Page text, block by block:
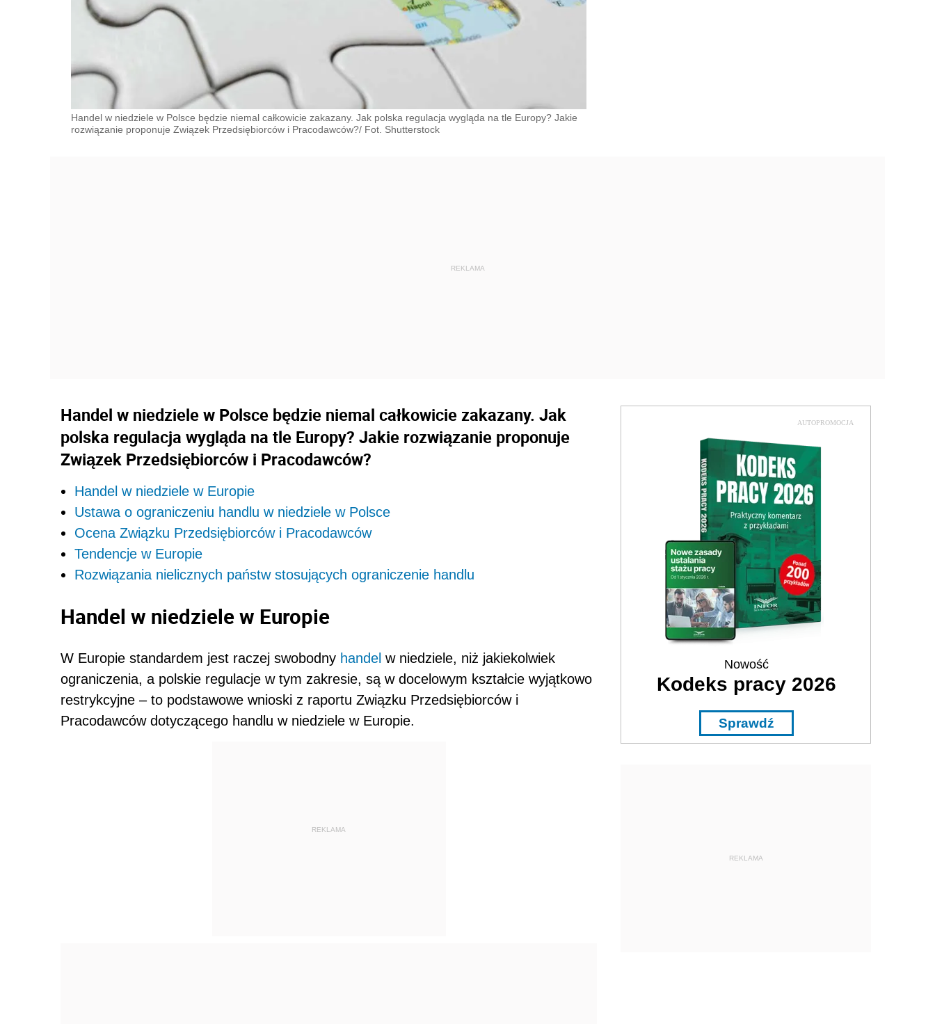
Handel w niedziele w Polsce będzie niemal całkowicie zakazany. Jak polska regulacja wygląda na tle Europy? Jakie
rozwiązanie proponuje Związek Przedsiębiorców i Pracodawców?/ Fot. Shutterstock
Handel w niedziele w Polsce będzie niemal całkowicie zakazany. Jak
polska regulacja wygląda na tle Europy? Jakie rozwiązanie proponuje
Związek Przedsiębiorców i Pracodawców?
Handel w niedziele w Europie
Ustawa o ograniczeniu handlu w niedziele w Polsce
Ocena Związku Przedsiębiorców i Pracodawców
Tendencje w Europie
Rozwiązania nielicznych państw stosujących ograniczenie handlu
Handel w niedziele w Europie
W Europie standardem jest raczej swobodny handel w niedziele, niż jakiekolwiek
ograniczenia, a polskie regulacje w tym zakresie, są w docelowym kształcie wyjątkowo
restrykcyjne – to podstawowe wnioski z raportu Związku Przedsiębiorców i
Pracodawców dotyczącego handlu w niedziele w Europie.
REKLAMA
AUTOPROMOCJA
Nowość
Kodeks pracy 2026
Sprawdź
REKLAMA